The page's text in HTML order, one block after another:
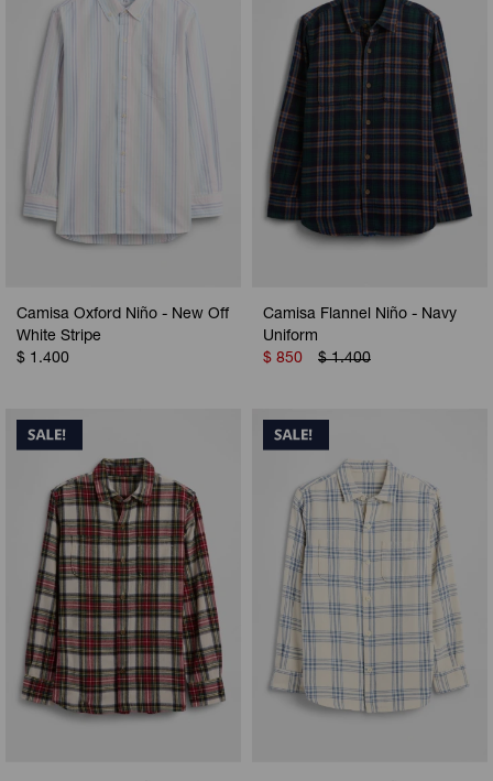
Camisa Oxford Niño - New Off
White Stripe
$ 1.400
Camisa Flannel Niño - Navy
Uniform
$ 850 $ 1.400
Camperas
Vestidos y polleras
Calzas
Camperas
Ropa interior
Camperas
Ropa interior
Pijamas
Camperas
Sets